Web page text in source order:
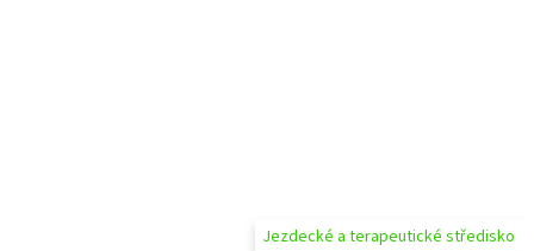
Jezdecké a terapeutické středisko